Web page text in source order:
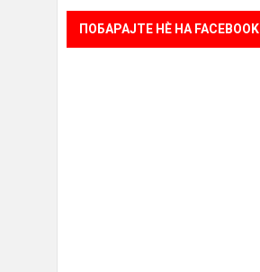
ПОБАРАЈТЕ НÈ НА FACEBOOK